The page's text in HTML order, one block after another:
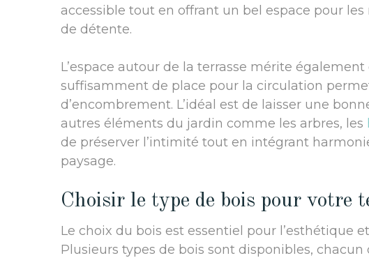
accessible tout en offrant un bel espace pour
de détente.
L’espace autour de la terrasse mérite
suffisamment de place pour la circulation
d’encombrement. L’idéal est de laisser une
autres éléments du jardin comme les arbres, les
de préserver l’intimité tout en intégrant
paysage.
Choisir le type de bois pour votre
Le choix du bois est essentiel pour l’esthétique
Plusieurs types de bois sont disponibles,